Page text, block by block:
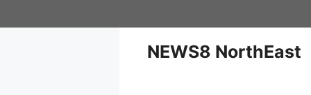
NEWS8 NorthEast